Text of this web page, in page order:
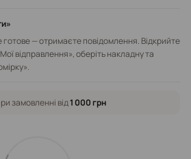
— отримаєте повідомлення. Відкрийте
відправлення», оберіть накладну та
замовленні від1 000 грн